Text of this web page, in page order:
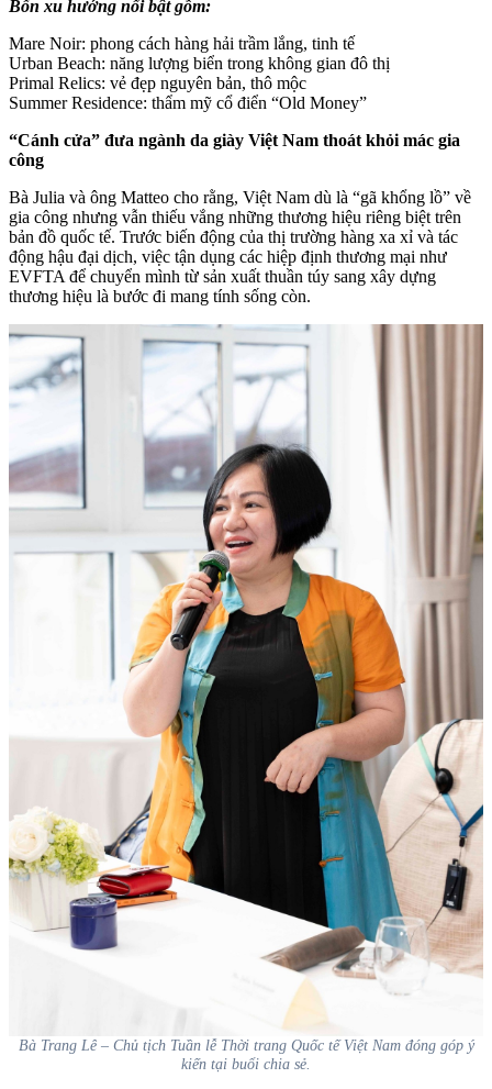
Bốn xu hướng nổi bật gồm:
Mare Noir: phong cách hàng hải trầm lắng, tinh tế
Urban Beach: năng lượng biển trong không gian đô thị
Primal Relics: vẻ đẹp nguyên bản, thô mộc
Summer Residence: thẩm mỹ cổ điển “Old Money”
“Cánh cửa” đưa ngành da giày Việt Nam thoát khỏi mác gia
công
Bà Julia và ông Matteo cho rằng, Việt Nam dù là “gã khổng lồ” về
gia công nhưng vẫn thiếu vắng những thương hiệu riêng biệt trên
bản đồ quốc tế. Trước biến động của thị trường hàng xa xỉ và tác
động hậu đại dịch, việc tận dụng các hiệp định thương mại như
EVFTA để chuyển mình từ sản xuất thuần túy sang xây dựng
thương hiệu là bước đi mang tính sống còn.
Bà Trang Lê – Chủ tịch Tuần lễ Thời trang Quốc tế Việt Nam đóng góp ý
kiến tại buổi chia sẻ.